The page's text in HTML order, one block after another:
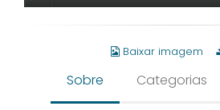
Baixar imagem
Sobre Categorias